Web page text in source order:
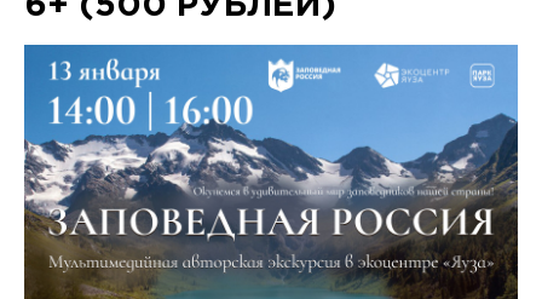
6+ (500 РУБЛЕЙ)